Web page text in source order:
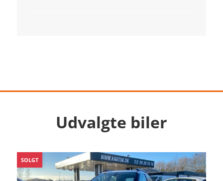
Udvalgte biler
SOLGT